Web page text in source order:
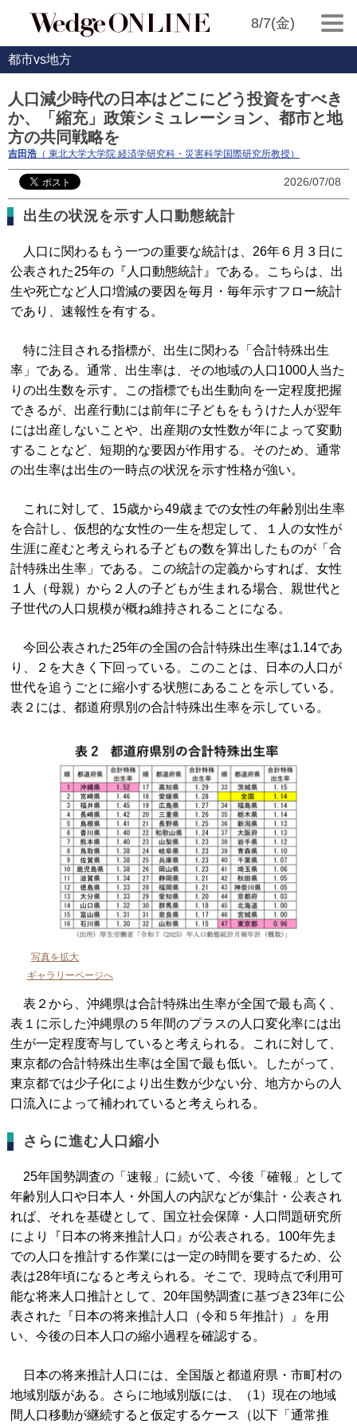
8/7(金)
都市vs地方
人口減少時代の日本はどこにどう投資をすべき
か、「縮充」政策シミュレーション、都市と地
方の共同戦略を
吉田浩 （ 東北大学大学院 経済学研究科・災害科学国際研究所教授）
2026/07/08
出生の状況を示す人口動態統計
人口に関わるもう一つの重要な統計は、26年６月３日に
公表された25年の『人口動態統計』である。こちらは、出
生や死亡など人口増減の要因を毎月・毎年示すフロー統計
であり、速報性を有する。
特に注目される指標が、出生に関わる「合計特殊出生
率」である。通常、出生率は、その地域の人口1000人当た
りの出生数を示す。この指標でも出生動向を一定程度把握
できるが、出産行動には前年に子どもをもうけた人が翌年
には出産しないことや、出産期の女性数が年によって変動
することなど、短期的な要因が作用する。そのため、通常
の出生率は出生の一時点の状況を示す性格が強い。
これに対して、15歳から49歳までの女性の年齢別出生率
を合計し、仮想的な女性の一生を想定して、１人の女性が
生涯に産むと考えられる子どもの数を算出したものが「合
計特殊出生率」である。この統計の定義からすれば、女性
１人（母親）から２人の子どもが生まれる場合、親世代と
子世代の人口規模が概ね維持されることになる。
今回公表された25年の全国の合計特殊出生率は1.14であ
り、２を大きく下回っている。このことは、日本の人口が
世代を追うごとに縮小する状態にあることを示している。
表２には、都道府県別の合計特殊出生率を示している。
写真を拡大
ギャラリーページへ
表２から、沖縄県は合計特殊出生率が全国で最も高く、
表１に示した沖縄県の５年間のプラスの人口変化率には出
生が一定程度寄与していると考えられる。これに対して、
東京都の合計特殊出生率は全国で最も低い。したがって、
東京都では少子化により出生数が少ない分、地方からの人
口流入によって補われていると考えられる。
さらに進む人口縮小
25年国勢調査の「速報」に続いて、今後「確報」として
年齢別人口や日本人・外国人の内訳などが集計・公表され
れば、それを基礎として、国立社会保障・人口問題研究所
により『日本の将来推計人口』が公表される。100年先ま
での人口を推計する作業には一定の時間を要するため、公
表は28年頃になると考えられる。そこで、現時点で利用可
能な将来人口推計として、20年国勢調査に基づき23年に公
表された『日本の将来推計人口（令和５年推計）』を用
い、今後の日本人口の縮小過程を確認する。
日本の将来推計人口には、全国版と都道府県・市町村の
地域別版がある。さらに地域別版には、（1）現在の地域
間人口移動が継続すると仮定するケース（以下「通常推